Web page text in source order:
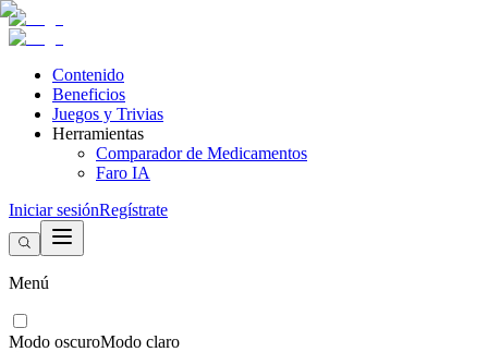
Contenido
Beneficios
Juegos y Trivias
Herramientas
Comparador de Medicamentos
Faro IA
Iniciar sesiónRegístrate
Menú
Modo oscuroModo claro